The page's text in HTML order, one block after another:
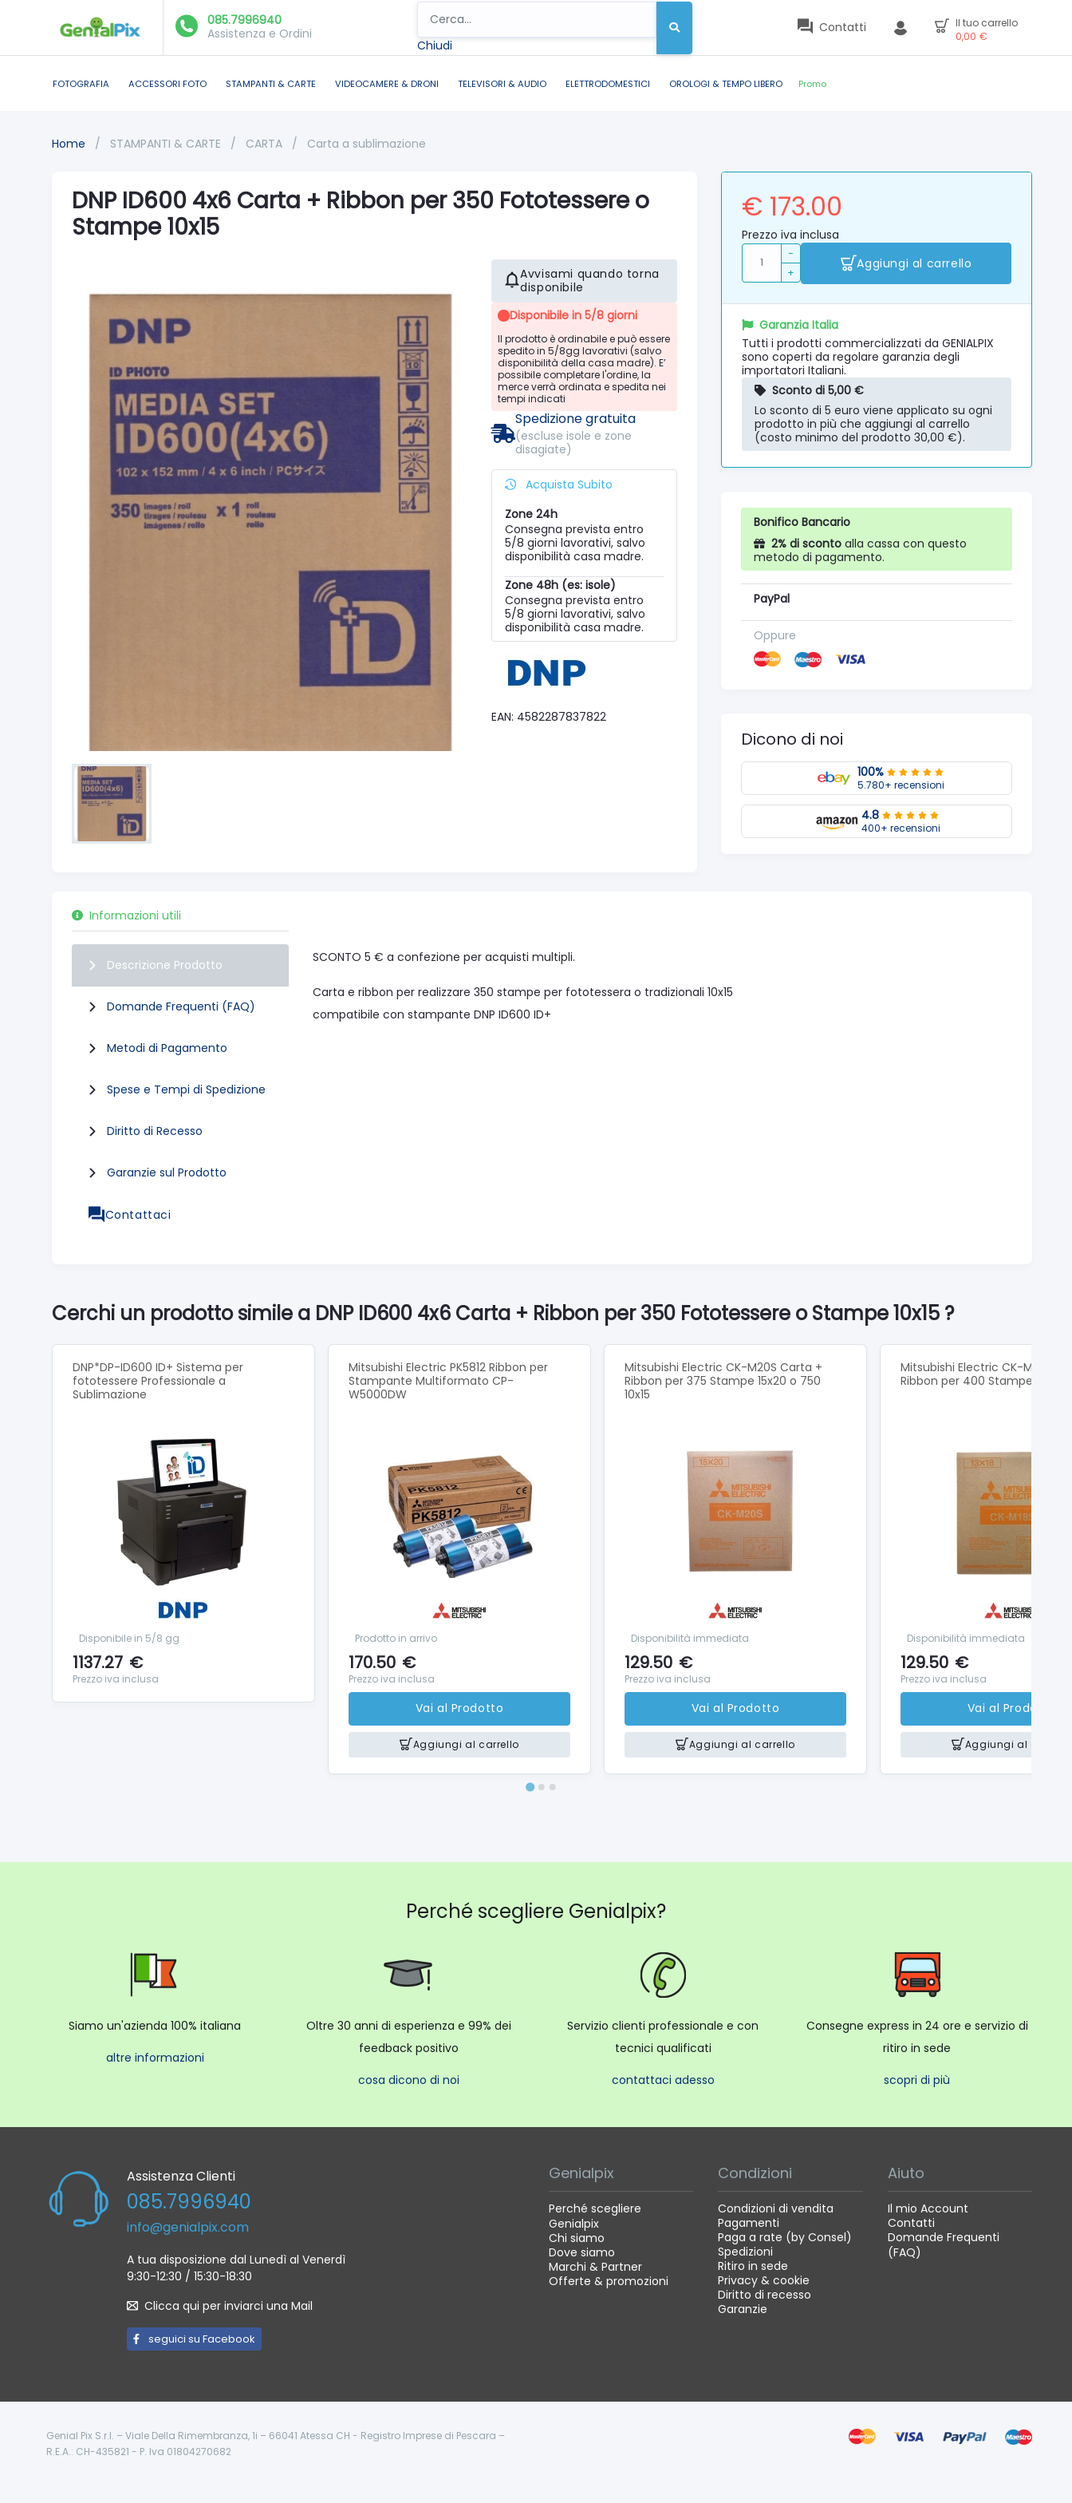
085.7996940
Assistenza e Ordini
Chiudi
Contatti
Il tuo carrello
0,00 €
FOTOGRAFIA ACCESSORI FOTO STAMPANTI & CARTE VIDEOCAMERE & DRONI TELEVISORI & AUDIO ELETTRODOMESTICI OROLOGI & TEMPO LIBERO Promo
Home / STAMPANTI & CARTE / CARTA / Carta a sublimazione
DNP ID600 4x6 Carta + Ribbon per 350 Fototessere o
Stampe 10x15
Avvisami quando torna
disponibile
Disponibile in 5/8 giorni
Il prodotto è ordinabile e può essere
spedito in 5/8gg lavorativi (salvo
disponibilità della casa madre). E’
possibile completare l'ordine, la
merce verrà ordinata e spedita nei
tempi indicati
Spedizione gratuita
(escluse isole e zone
disagiate)
Acquista Subito
Zone 24h
Consegna prevista entro
5/8 giorni lavorativi, salvo
disponibilità casa madre.
Zone 48h (es: isole)
Consegna prevista entro
5/8 giorni lavorativi, salvo
disponibilità casa madre.
EAN: 4582287837822
€ 173.00
Prezzo iva inclusa
-
+
Aggiungi al carrello
Garanzia Italia
Tutti i prodotti commercializzati da GENIALPIX
sono coperti da regolare garanzia degli
importatori Italiani.
Sconto di 5,00 €
Lo sconto di 5 euro viene applicato su ogni
prodotto in più che aggiungi al carrello
(costo minimo del prodotto 30,00 €).
Bonifico Bancario
2% di sconto alla cassa con questo
metodo di pagamento.
PayPal
Oppure
Dicono di noi
100%
5.780+ recensioni
4.8
400+ recensioni
Informazioni utili
Descrizione Prodotto
Domande Frequenti (FAQ)
Metodi di Pagamento
Spese e Tempi di Spedizione
Diritto di Recesso
Garanzie sul Prodotto
Contattaci
SCONTO 5 € a confezione per acquisti multipli.
Carta e ribbon per realizzare 350 stampe per fototessera o tradizionali 10x15
compatibile con stampante DNP ID600 ID+
Cerchi un prodotto simile a DNP ID600 4x6 Carta + Ribbon per 350 Fototessere o Stampe 10x15 ?
DNP*DP-ID600 ID+ Sistema per
fototessere Professionale a
Sublimazione
Disponibile in 5/8 gg
1137.27 €
Prezzo iva inclusa
Mitsubishi Electric PK5812 Ribbon per
Stampante Multiformato CP-
W5000DW
Prodotto in arrivo
170.50 €
Prezzo iva inclusa
Vai al Prodotto
Aggiungi al carrello
Mitsubishi Electric CK-M20S Carta +
Ribbon per 375 Stampe 15x20 o 750
10x15
Disponibilità immediata
129.50 €
Prezzo iva inclusa
Vai al Prodotto
Aggiungi al carrello
Mitsubishi Electric CK-M18S
Ribbon per 400 Stampe 13x18
Disponibilità immediata
129.50 €
Prezzo iva inclusa
Vai al Prodotto
Aggiungi al carrello
Perché scegliere Genialpix?
Siamo un'azienda 100% italiana
altre informazioni
Oltre 30 anni di esperienza e 99% dei
feedback positivo
cosa dicono di noi
Servizio clienti professionale e con
tecnici qualificati
contattaci adesso
Consegne express in 24 ore e servizio di
ritiro in sede
scopri di più
Assistenza Clienti
085.7996940
info@genialpix.com
A tua disposizione dal Lunedì al Venerdì
9:30-12:30 / 15:30-18:30
Clicca qui per inviarci una Mail
seguici su Facebook
Genialpix
Perché scegliere
Genialpix
Chi siamo
Dove siamo
Marchi & Partner
Offerte & promozioni
Condizioni
Condizioni di vendita
Pagamenti
Paga a rate (by Consel)
Spedizioni
Ritiro in sede
Privacy & cookie
Diritto di recesso
Garanzie
Aiuto
Il mio Account
Contatti
Domande Frequenti
(FAQ)
Genial Pix S.r.l. – Viale Della Rimembranza, 1i – 66041 Atessa CH - Registro Imprese di Pescara –
R.E.A.: CH-435821 - P. Iva 01804270682